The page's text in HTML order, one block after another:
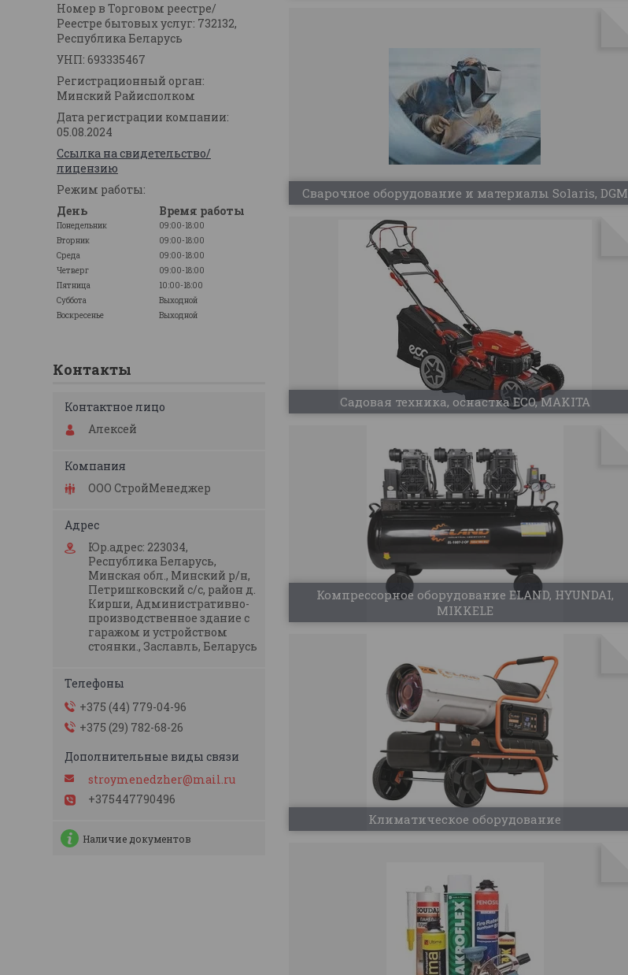
Сварочное оборудование и материалы Solaris, DGM
Садовая техника, оснастка ECO, MAKITA
Компрессорное оборудование ELAND, HYUNDAI,
MIKKELE
Климатическое оборудование
Номер в Торговом реестре/
Реестре бытовых услуг: 732132,
Республика Беларусь
УНП: 693335467
Регистрационный орган:
Минский Райисполком
Дата регистрации компании:
05.08.2024
Ссылка на свидетельство/
лицензию
Режим работы:
День
Время работы
Понедельник
09:00-18:00
Вторник
09:00-18:00
Среда
09:00-18:00
Четверг
09:00-18:00
Пятница
10:00-18:00
Суббота
Выходной
Воскресенье
Выходной
Контакты
Алексей
ООО СтройМенеджер
Юр.адрес: 223034,
Республика Беларусь,
Минская обл., Минский р/н,
Петришковский с/с, район д.
Кирши, Административно-
производственное здание с
гаражом и устройством
стоянки., Заславль, Беларусь
+375 (44) 779-04-96
+375 (29) 782-68-26
stroymenedzher@mail.ru
+375447790496
Наличие документов